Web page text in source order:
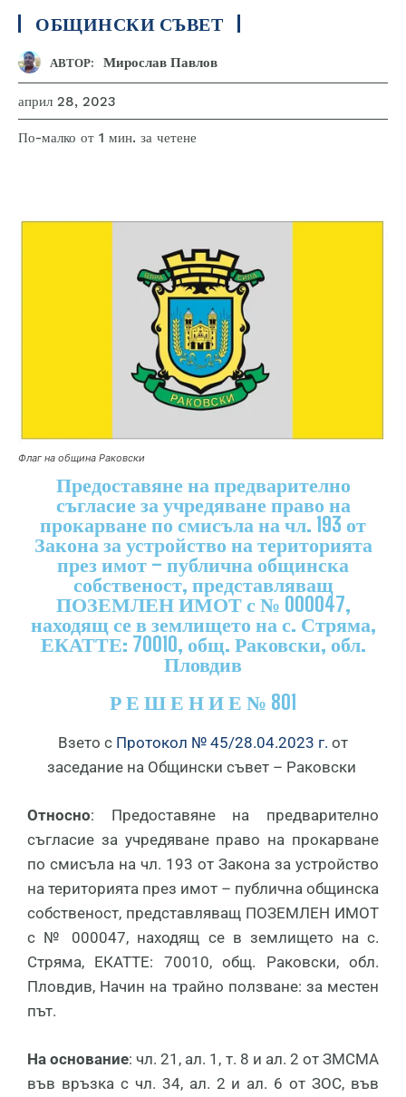
ОБЩИНСКИ СЪВЕТ
АВТОР: Мирослав Павлов
април 28, 2023
По-малко от 1 мин. за четене
Флаг на община Раковски
Предоставяне на предварително
съгласие за учредяване право на
прокарване по смисъла на чл. 193 от
Закона за устройство на територията
през имот – публична общинска
собственост, представляващ
ПОЗЕМЛЕН ИМОТ с № 000047,
находящ се в землището на с. Стряма,
ЕКАТТЕ: 70010, общ. Раковски, обл.
Пловдив
Р Е Ш Е Н И Е № 801
Взето с Протокол № 45/28.04.2023 г. от
заседание на Общински съвет – Раковски
Относно: Предоставяне на предварително
съгласие за учредяване право на прокарване
по смисъла на чл. 193 от Закона за устройство
на територията през имот – публична общинска
собственост, представляващ ПОЗЕМЛЕН ИМОТ
с № 000047, находящ се в землището на с.
Стряма, ЕКАТТЕ: 70010, общ. Раковски, обл.
Пловдив, Начин на трайно ползване: за местен
път.
На основание: чл. 21, ал. 1, т. 8 и ал. 2 от ЗМСМА
във връзка с чл. 34, ал. 2 и ал. 6 от ЗОС, във